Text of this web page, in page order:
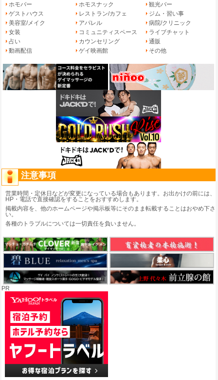
ホモバー ホモスナック
観光バー
ゲストハウス
レストラン/カフェ
ジム・習い事
美容室/メイク
アパレル
病院/クリニック
女装
コミュニティスペース
ライブチャット
占い
カウンセリング
通販
動画配信
ゲイ映画館 その他
注意事項
営業時間・定休日などが変更になっている場合もあります。お出かけの前には、
HP・電話で直接確認をすることをおすすめします。
掲載内容を、他のホームページや掲示板等にそのまま転載することはおやめ下さ
い。
各種のトラブルについては一切責任を負いません。
PR